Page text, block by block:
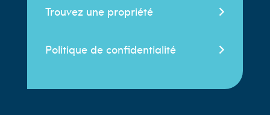
Trouvez une propriété
Politique de confidentialité